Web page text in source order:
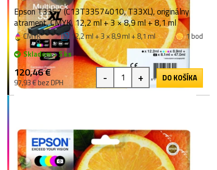
Epson T3357 (C13T33574010, T33XL), originálny
atrament, CMYK, 12,2 ml + 3 × 8,9 ml + 8,1 ml
CMYK 12,2 ml + 3 × 8,9 ml + 8,1 ml
1 bod
Skladom > 5 ks
120,46 €
97,93 € bez DPH - + DO KOŠÍKA